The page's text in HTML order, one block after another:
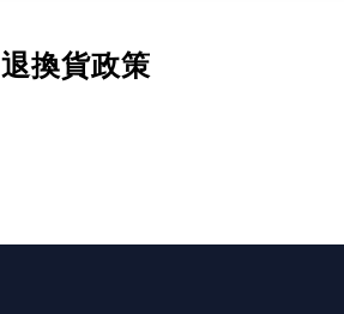
退換貨政策